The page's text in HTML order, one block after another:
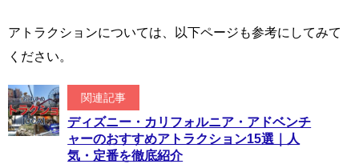
アトラクションについては、以下ページも参考にしてみて
ください。
関連記事
ディズニー・カリフォルニア・アドベンチ
ャーのおすすめアトラクション15選｜人
気・定番を徹底紹介